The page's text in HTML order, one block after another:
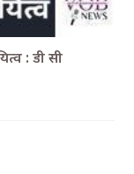
: डी सी